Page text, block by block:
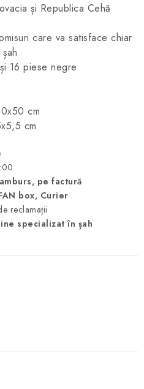
și Republica Cehă
care va satisface chiar
16 piese negre
cm
cm
pe factură
box, Curier
reclamații
specializat în șah